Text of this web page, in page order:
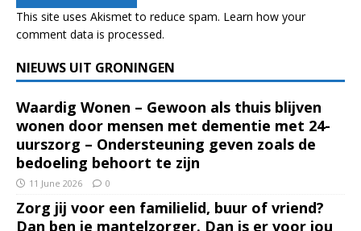
This site uses Akismet to reduce spam. Learn how your
comment data is processed.
NIEUWS UIT GRONINGEN
Waardig Wonen – Gewoon als thuis blijven
wonen door mensen met dementie met 24-
uurszorg – Ondersteuning geven zoals de
bedoeling behoort te zijn
11 June 2026 0
Zorg jij voor een familielid, buur of vriend?
Dan ben je mantelzorger. Dan is er voor jou